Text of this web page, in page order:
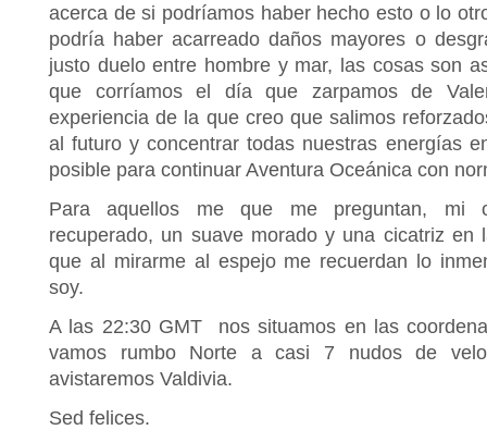
acerca de si podríamos haber hecho esto o lo
podría haber acarreado daños mayores o
justo duelo entre hombre y mar, las cosas son
que corríamos el día que zarpamos de
experiencia de la que creo que salimos
al futuro y concentrar todas nuestras energías
posible para continuar Aventura Oceánica con
Para aquellos me que me preguntan, mi
recuperado, un suave morado y una cicatriz en
que al mirarme al espejo me recuerdan lo
soy.
A las 22:30 GMT nos situamos en las
vamos rumbo Norte a casi 7 nudos de
avistaremos Valdivia.
Sed felices.